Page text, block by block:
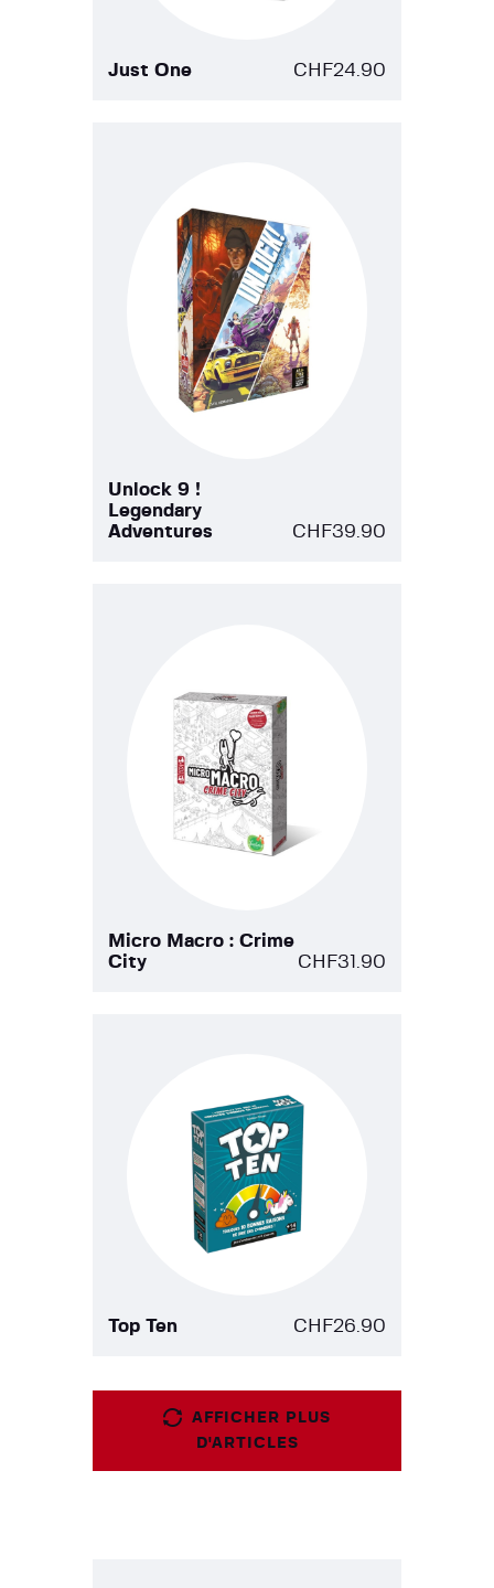
Just One CHF24.90
Unlock 9 !
Legendary
Adventures
CHF39.90
Micro Macro : Crime
City
CHF31.90
Top Ten CHF26.90
AFFICHER PLUS
D'ARTICLES